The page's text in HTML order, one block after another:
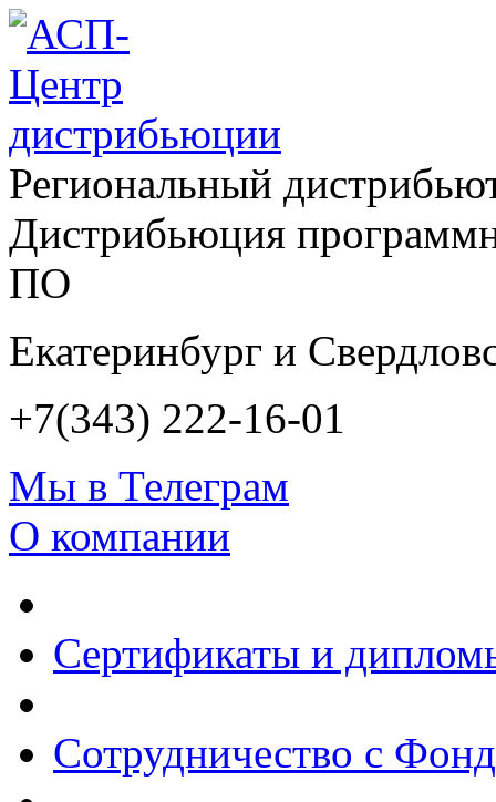
Региональный
Дистрибьюция
ПО
Екатеринбург и
+7(343) 222-16-01
Мы в Телеграм
О компании
Сертификаты и
Сотрудничество с